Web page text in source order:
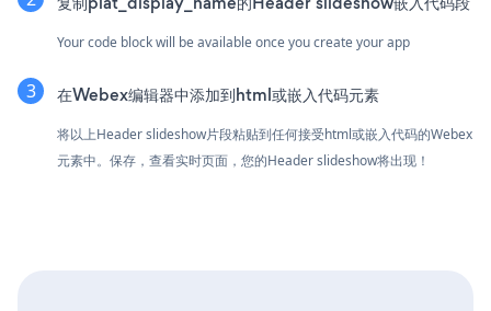
Your code block will be available once you create your app
在Webex编辑器中添加到html或嵌入代码元素
将以上Header slideshow片段粘贴到任何接受html或嵌入代码的Webex
元素中。保存，查看实时页面，您的Header slideshow将出现！